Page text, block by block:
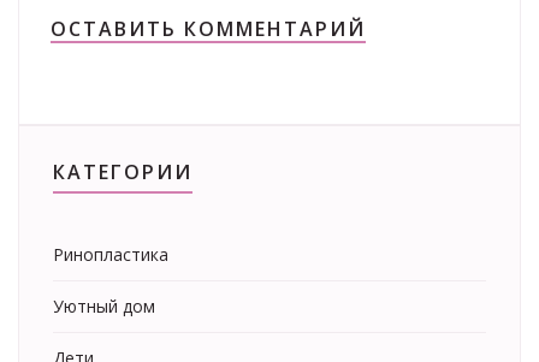
ОСТАВИТЬ КОММЕНТАРИЙ
КАТЕГОРИИ
Ринопластика
Уютный дом
Дети